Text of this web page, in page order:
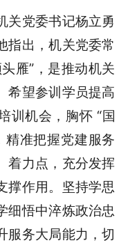
关党委书记杨立勇
指出，机关党委常
雁”，是推动机关
希望参训学员提高
训机会，胸怀 “国
精准把握党建服务
着力点，充分发挥
撑作用。坚持学思
细悟中淬炼政治忠
服务大局能力，切